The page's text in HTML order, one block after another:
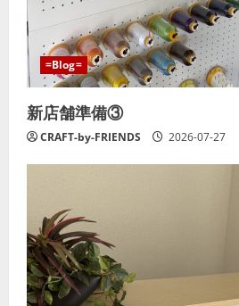
=Blog=
新店舗準備③
CRAFT-by-FRIENDS 2026-07-27